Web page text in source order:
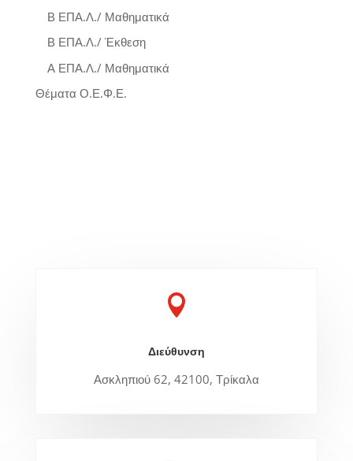
Β ΕΠΑ.Λ./ Μαθηματικά
Β ΕΠΑ.Λ./ Έκθεση
Α ΕΠΑ.Λ./ Μαθηματικά
Θέματα Ο.Ε.Φ.Ε.

Διεύθυνση
Ασκληπιού 62, 42100, Τρίκαλα